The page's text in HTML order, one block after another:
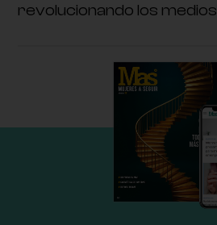
revolucionando los medios